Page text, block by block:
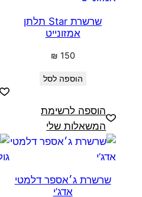
שרשרת Star תלתן
אמזונייט
₪ 150
הוספה לסל
הוספה לרשימת
המשאלות שלי
שרשרת ג׳אספר דלמטי
אדג’י